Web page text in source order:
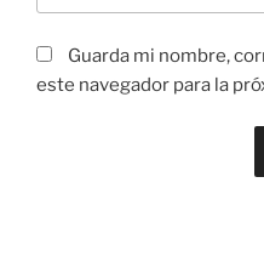
Guarda mi nombre,
este navegador para la